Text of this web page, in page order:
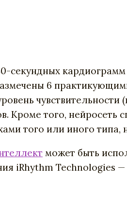
секундных
6
Кроме того, нейросеть
того или иного типа,
может быть
iRhythm Technologies —